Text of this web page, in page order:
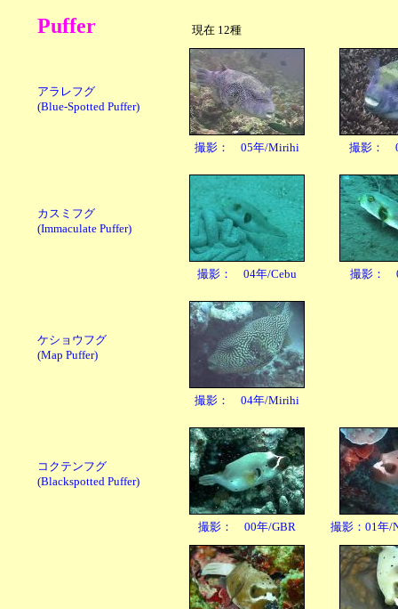
Puffer 現在 12種
アラレフグ
(Blue-Spotted Puffer)
撮影： 05年/Mirihi 撮影：
カスミフグ
(Immaculate Puffer)
撮影： 04年/Cebu 撮影：
ケショウフグ
(Map Puffer)
撮影： 04年/Mirihi
コクテンフグ
(Blackspotted Puffer)
撮影： 00年/GBR 撮影：01年/